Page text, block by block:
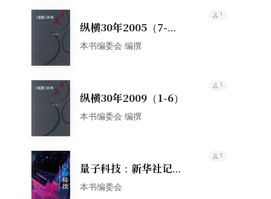
纵横30年2005（7-
12）
本书编委会 编撰
1
纵横30年2009（1-6）
本书编委会 编撰
1
量子科技：新华社记者
带你探秘
本书编委会
1